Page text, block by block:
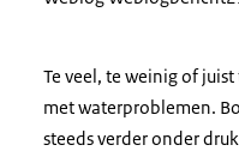
Te veel, te weinig of
met waterproblemen.
steeds verder onder